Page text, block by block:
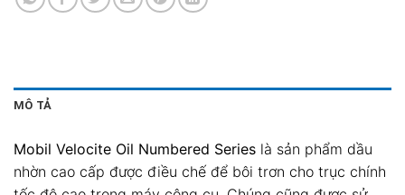
MÔ TẢ
Mobil Velocite Oil Numbered Series là sản phẩm dầu
nhờn cao cấp được điều chế để bôi trơn cho trục chính